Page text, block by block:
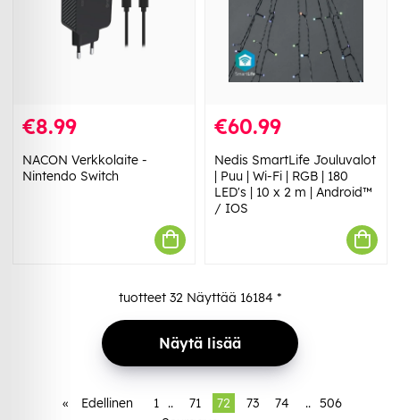
€8.99
NACON Verkkolaite -
Nintendo Switch
€60.99
Nedis SmartLife Jouluvalot
| Puu | Wi-Fi | RGB | 180
LED's | 10 x 2 m | Android™
/ IOS
tuotteet 32 Näyttää 16184 *
Näytä lisää
« Edellinen 1 .. 71 72 73 74 .. 506